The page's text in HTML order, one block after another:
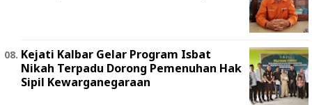
Kejati Kalbar Gelar Program Isbat
Nikah Terpadu Dorong Pemenuhan Hak
Sipil Kewarganegaraan